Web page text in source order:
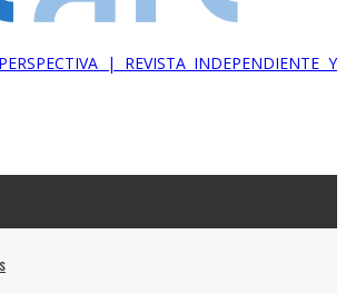
| REVISTA INDEPENDIENTE Y